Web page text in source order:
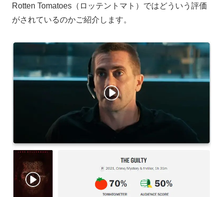
Rotten Tomatoes（ロッテントマト）ではどういう評価
がされているのかご紹介します。